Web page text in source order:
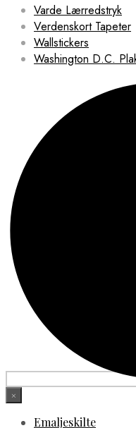
Varde Lærredstryk
Verdenskort Tapeter
Wallstickers
Washington D.C.
×
Emaljeskilte